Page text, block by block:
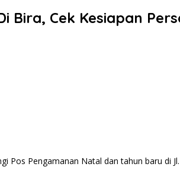
Bira, Cek Kesiapan
Pos Pengamanan Natal dan tahun baru di